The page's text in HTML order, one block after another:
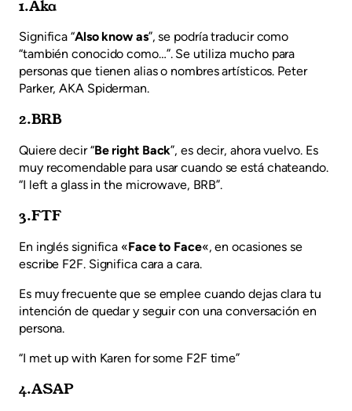
1.Aka
Significa “Also know as”, se podría traducir como
“también conocido como…”. Se utiliza mucho para
personas que tienen alias o nombres artísticos. Peter
Parker, AKA Spiderman.
2.BRB
Quiere decir “Be right Back”, es decir, ahora vuelvo. Es
muy recomendable para usar cuando se está chateando.
“I left a glass in the microwave, BRB”.
3.FTF
En inglés significa «Face to Face«, en ocasiones se
escribe F2F. Significa cara a cara.
Es muy frecuente que se emplee cuando dejas clara tu
intención de quedar y seguir con una conversación en
persona.
“I met up with Karen for some F2F time”
4.ASAP